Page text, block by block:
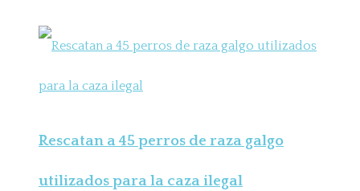
Rescatan a 45 perros de raza galgo
utilizados para la caza ilegal